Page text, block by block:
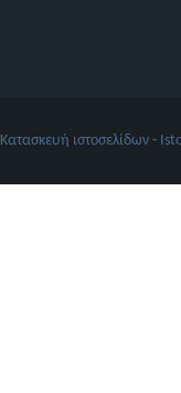
Κατασκευή ιστοσελίδων -